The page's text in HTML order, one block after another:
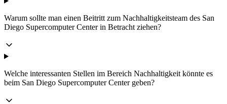
Warum sollte man einen Beitritt zum Nachhaltigkeitsteam des San
Diego Supercomputer Center in Betracht ziehen?
Welche interessanten Stellen im Bereich Nachhaltigkeit könnte es
beim San Diego Supercomputer Center geben?